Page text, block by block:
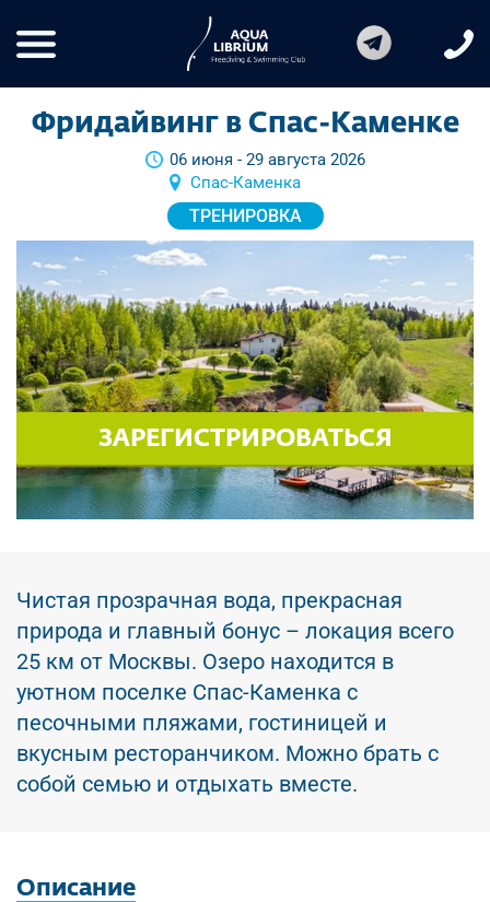
Фридайвинг в Спас-Каменке
Спас-Каменка
06 июня - 29 августа 2026
ТРЕНИРОВКА
ЗАРЕГИСТРИРОВАТЬСЯ
Чистая прозрачная вода, прекрасная
природа и главный бонус – локация всего
25 км от Москвы. Озеро находится в
уютном поселке Спас-Каменка с
песочными пляжами, гостиницей и
вкусным ресторанчиком. Можно брать с
собой семью и отдыхать вместе.
Описание